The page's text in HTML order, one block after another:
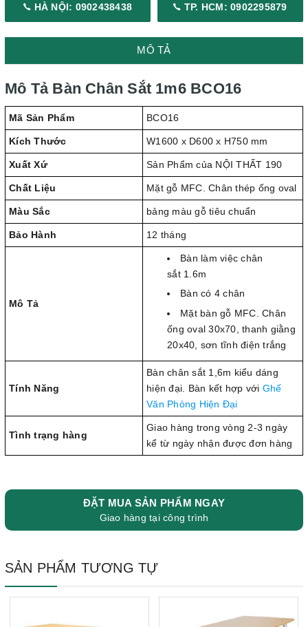
HÀ NỘI: 0902438438 TP. HCM: 0902295879
MÔ TẢ
Mô Tả Bàn Chân Sắt 1m6 BCO16
Mã Sản Phẩm BCO16
Kích Thước W1600 x D600 x H750 mm
Xuất Xứ Sản Phẩm của NỘI THẤT 190
Chất Liệu Mặt gỗ MFC. Chân thép ống oval
Màu Sắc bảng màu gỗ tiêu chuẩn
Bảo Hành 12 tháng
Mô Tả
Bàn làm việc chân
sắt 1.6m
Bàn có 4 chân
Mặt bàn gỗ MFC. Chân
ống oval 30x70, thanh giằng
20x40, sơn tĩnh điện trắng
Tính Năng
Bàn chân sắt 1,6m kiểu dáng
hiện đại. Bàn kết hợp với Ghế
Văn Phòng Hiện Đại
Tình trạng hàng
Giao hàng trong vòng 2-3 ngày
kể từ ngày nhận được đơn hàng
ĐẶT MUA SẢN PHẨM NGAY
Giao hàng tại công trình
SẢN PHẨM TƯƠNG TỰ